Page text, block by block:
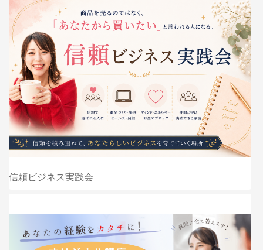
信頼ビジネス実践会